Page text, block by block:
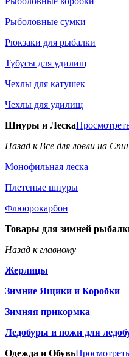
Рыболовные сумки
Рюкзаки для рыбалки
Тубусы для удилищ
Чехлы для катушек
Чехлы для удилищ
Шнуры и Леска
Назад к Все для ловли на
Монофильная леска
Плетеные шнуры
Флюорокарбон
Товары для зимней
Назад к главному
Жерлицы
Зимние Ящики и Коробки
Зимняя прикормка
Ледобуры и ножи для
Одежда и ОбувьПросмотреть